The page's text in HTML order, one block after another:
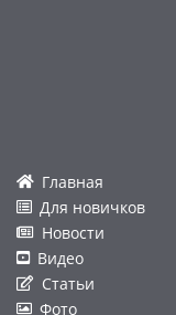
Главная
Для новичков
Новости
Видео
Статьи
Фото